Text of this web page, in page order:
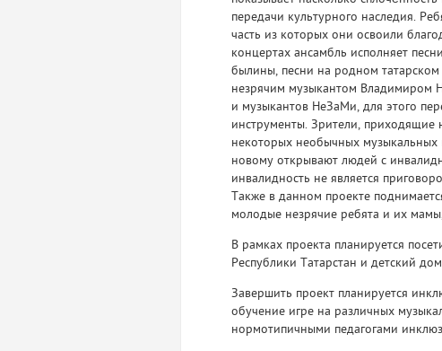
передачи культурного наследия.
часть из которых они освоили
концертах ансамбль исполняет
былины, песни на родном
незрячим музыкантом Владимиром
и музыкантов НеЗаМи, для этого
инструменты. Зрители,
некоторых необычных музыкальных
новому открывают людей с
инвалидность не является
Также в данном проекте
молодые незрячие ребята и их
В рамках проекта планируется
Республики Татарстан и детский
Завершить проект планируется
обучение игре на различных
нормотипичными педагогами